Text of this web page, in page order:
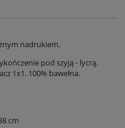
nadrukiem.
pod szyją - lycrą.
1x1. 100% bawełna.
cm